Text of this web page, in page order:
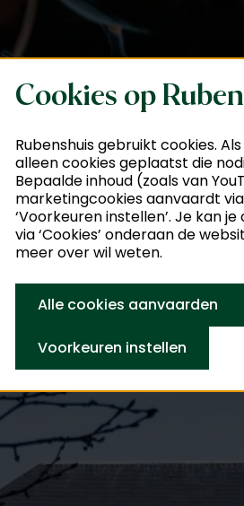
Een interview met
Cookies op
Rubenshuis gebruikt cookies.
alleen cookies geplaatst die
Bepaalde inhoud (zoals van
marketingcookies aanvaardt
‘Voorkeuren instellen’. Je kan
via ‘Cookies’ onderaan de
meer over wil weten.
Alle cookies aanvaarden
Voorkeuren instellen